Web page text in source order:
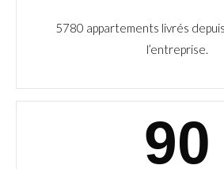
5780 appartements livrés
l’entreprise.
90